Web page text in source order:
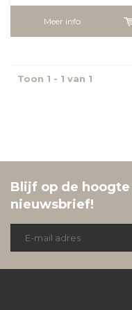
Meer info
Toon 1 - 1 van 1
Blijf op de
nieuwsbrief!